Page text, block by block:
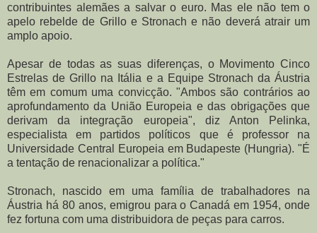
contribuintes alemães a salvar o euro. Mas ele não tem o
apelo rebelde de Grillo e Stronach e não deverá atrair um
amplo apoio.
Apesar de todas as suas diferenças, o Movimento Cinco
Estrelas de Grillo na Itália e a Equipe Stronach da Áustria
têm em comum uma convicção. "Ambos são contrários ao
aprofundamento da União Europeia e das obrigações que
derivam da integração europeia", diz Anton Pelinka,
especialista em partidos políticos que é professor na
Universidade Central Europeia em Budapeste (Hungria). "É
a tentação de renacionalizar a política."
Stronach, nascido em uma família de trabalhadores na
Áustria há 80 anos, emigrou para o Canadá em 1954, onde
fez fortuna com uma distribuidora de peças para carros.